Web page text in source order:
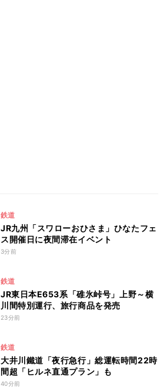
鉄道
JR九州「スワローおひさま」ひなたフェ
ス開催日に夜間滞在イベント
3分前
鉄道
JR東日本E653系「碓氷峠号」上野～横
川間特別運行、旅行商品を発売
23分前
鉄道
大井川鐵道「夜行急行」総運転時間22時
間超「ヒルネ直通プラン」も
40分前